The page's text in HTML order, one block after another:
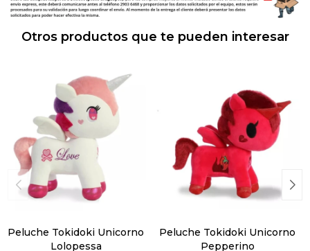
Otros productos que te pueden interesar
Peluche Tokidoki Unicorno
Lolopessa
Peluche Tokidoki Unicorno
Pepperino